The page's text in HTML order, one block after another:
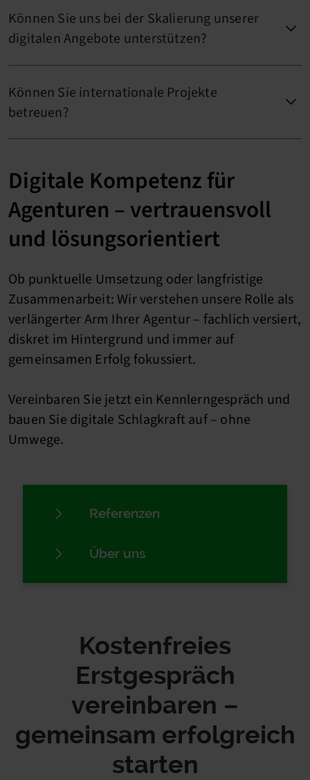
Können Sie uns bei der Skalierung unserer
digitalen Angebote unterstützen?
Können Sie internationale Projekte
betreuen?
Digitale Kompetenz für
Agenturen – vertrauensvoll
und lösungsorientiert
Ob punktuelle Umsetzung oder langfristige
Zusammenarbeit: Wir verstehen unsere Rolle als
verlängerter Arm Ihrer Agentur – fachlich versiert,
diskret im Hintergrund und immer auf
gemeinsamen Erfolg fokussiert.
Vereinbaren Sie jetzt ein Kennlerngespräch und
bauen Sie digitale Schlagkraft auf – ohne
Umwege.
Referenzen
Über uns
Kostenfreies
Erstgespräch
vereinbaren –
gemeinsam erfolgreich
starten